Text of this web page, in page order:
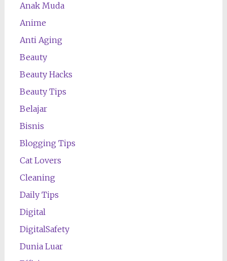
Anak Muda
Anime
Anti Aging
Beauty
Beauty Hacks
Beauty Tips
Belajar
Bisnis
Blogging Tips
Cat Lovers
Cleaning
Daily Tips
Digital
DigitalSafety
Dunia Luar